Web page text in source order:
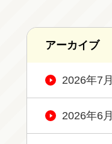
アーカイブ
2026年7月
2026年6月